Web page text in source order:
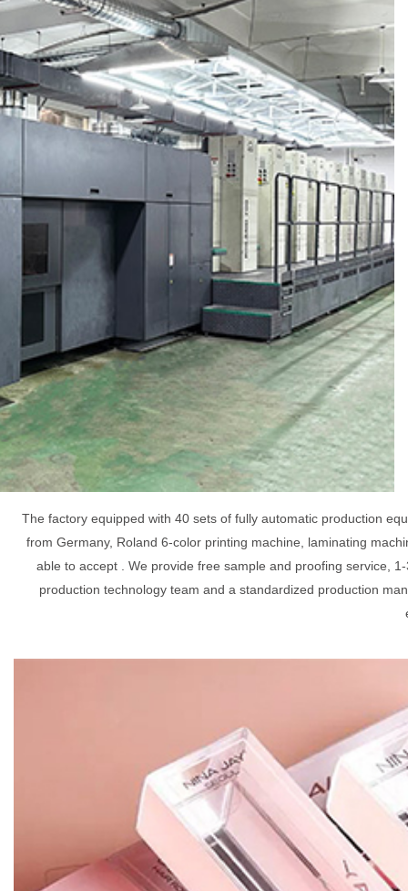
The factory equipped with 40 sets of fully automatic production
from Germany, Roland 6-color printing machine, laminating
able to accept . We provide free sample and proofing service,
production technology team and a standardized production